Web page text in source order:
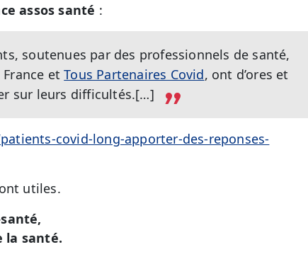
assos santé :
soutenues par des professionnels de santé,
France etTous Partenaires Covid, ont d’ores et
sur leurs difficultés.[…]
covid-long-apporter-des-reponses-
utiles.
la santé.